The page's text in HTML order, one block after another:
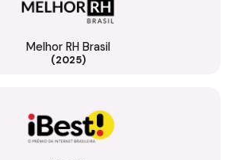
Melhor RH Brasil
(2025)